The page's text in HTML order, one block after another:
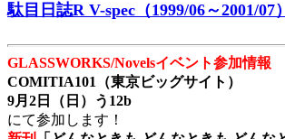
駄目日誌R V-spec（1999/06～2001/07）
GLASSWORKS/Novelsイベント参加情報
COMITIA101（東京ビッグサイト）
9月2日（日）う12b
にて参加します！